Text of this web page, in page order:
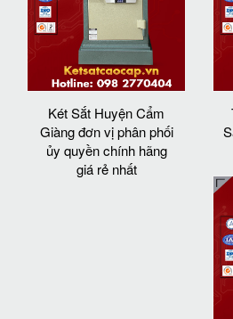
Két Sắt Huyện Cẩm
Giàng đơn vị phân phối
ủy quyền chính hãng
giá rẻ nhất